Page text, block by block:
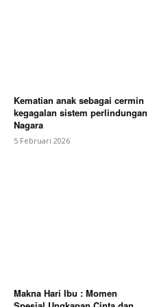
Kematian anak sebagai cermin
kegagalan sistem perlindungan
Nagara
5 Februari 2026
Makna Hari Ibu : Momen